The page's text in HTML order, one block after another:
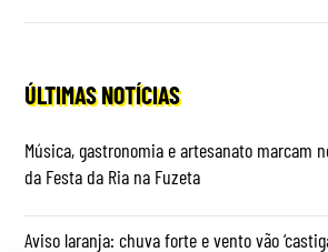
ÚLTIMAS NOTÍCIAS
Música, gastronomia e artesanato marcam
da Festa da Ria na Fuzeta
Aviso laranja: chuva forte e vento vão